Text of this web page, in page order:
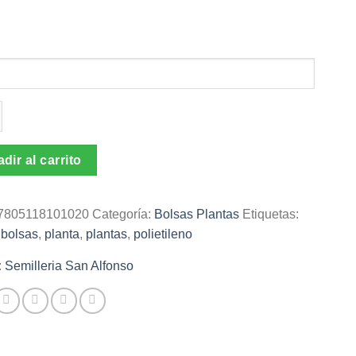
al carrito
Categoría: Bolsas Plantas Etiquetas:
bolsas, planta, plantas, polietileno
Semilleria San Alfonso